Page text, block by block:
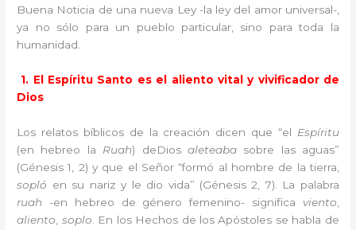
Buena Noticia de una nueva Ley -la ley del amor universal-,
ya no sólo para un pueblo particular, sino para toda la
humanidad.
1. El Espíritu Santo es el aliento vital y vivificador de
Dios
Los relatos bíblicos de la creación dicen que “el Espíritu
(en hebreo la Ruah) deDios aleteabasobre las aguas”
(Génesis 1, 2) y que el Señor “formó al hombre de la tierra,
sopló en su nariz y le dio vida” (Génesis 2, 7). La palabra
ruah -en hebreo de género femenino- significa viento
aliento soplo . En los Hechos de los Apóstoles se habla de